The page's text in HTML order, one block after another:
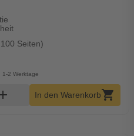
Seiten)
1-2 Werktage
Menge
In den Warenkorb shopping_cart